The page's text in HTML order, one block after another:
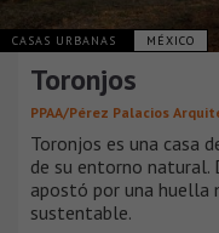
CASAS URBANAS MÉXICO
Toronjos
PPAA/Pérez Palacios
Toronjos es una casa
de su entorno natural.
apostó por una huella
sustentable.